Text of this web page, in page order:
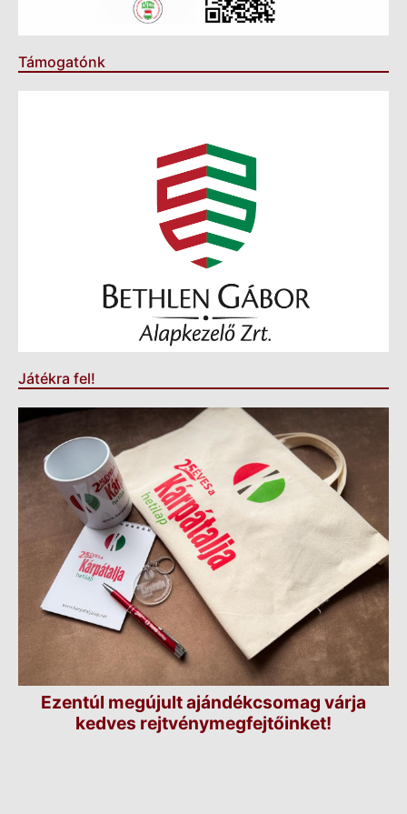
Támogatónk
Játékra fel!
Ezentúl megújult ajándékcsomag várja
kedves rejtvénymegfejtőinket!